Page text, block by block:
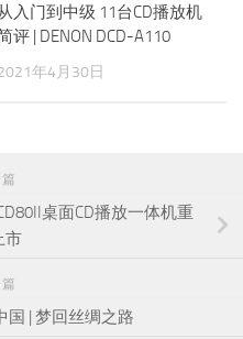
从入门到中级 11台CD播放机
评 | DENON DCD-A110
年4月30日
桌面CD播放一体机重
市
篇
国 | 梦回丝绸之路